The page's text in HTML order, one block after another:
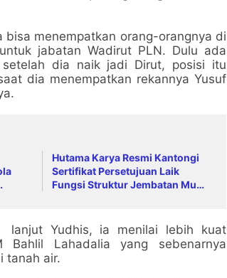
menempatkan orang-orangnya di
jabatan Wadirut PLN. Dulu ada
dia naik jadi Dirut, posisi itu
dia menempatkan rekannya Yusuf
Hutama Karya Resmi Kantongi
Sertifikat Persetujuan Laik
Fungsi Struktur Jembatan Musi
lanjut Yudhis, ia menilai lebih kuat
Bahlil Lahadalia yang sebenarnya
tanah air.